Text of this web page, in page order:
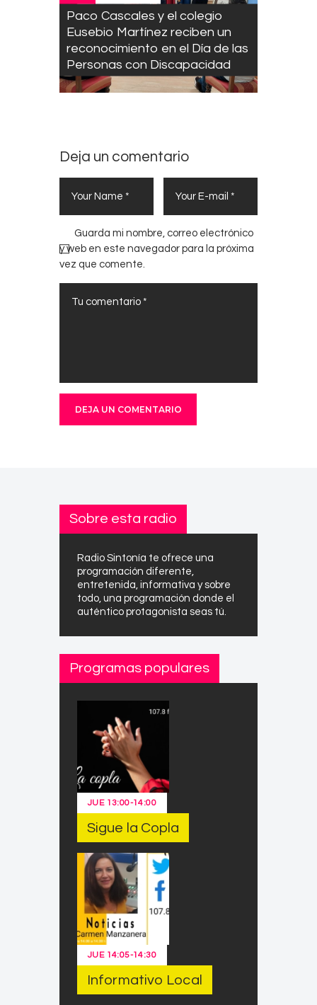
Paco Cascales y el colegio
Eusebio Martínez reciben un
reconocimiento en el Día de las
Personas con Discapacidad
Deja un comentario
Guarda mi nombre, correo electrónico
y web en este navegador para la próxima
vez que comente.
Sobre esta radio
Radio Sintonía te ofrece una
programación diferente,
entretenida, informativa y sobre
todo, una programación donde el
auténtico protagonista seas tú.
Programas populares
JUE 13:00-14:00
Sigue la Copla
JUE 14:05-14:30
Informativo Local